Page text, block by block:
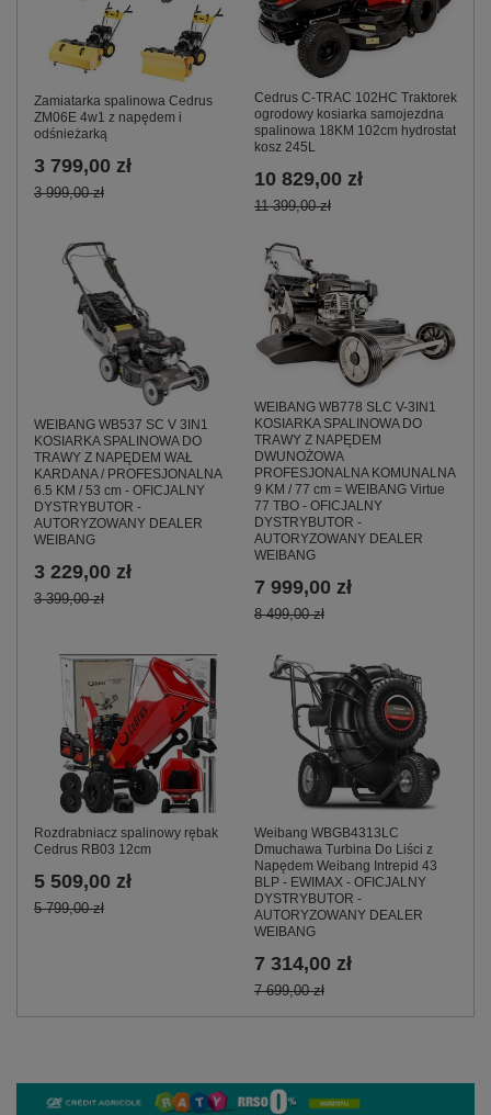
Zamiatarka spalinowa Cedrus
ZM06E 4w1 z napędem i
odśnieżarką
3 799,00 zł
3 999,00 zł
Cedrus C-TRAC 102HC Traktorek
ogrodowy kosiarka samojezdna
spalinowa 18KM 102cm hydrostat
kosz 245L
10 829,00 zł
11 399,00 zł
WEIBANG WB537 SC V 3IN1
KOSIARKA SPALINOWA DO
TRAWY Z NAPĘDEM WAŁ
KARDANA / PROFESJONALNA
6.5 KM / 53 cm - OFICJALNY
DYSTRYBUTOR -
AUTORYZOWANY DEALER
WEIBANG
3 229,00 zł
3 399,00 zł
WEIBANG WB778 SLC V-3IN1
KOSIARKA SPALINOWA DO
TRAWY Z NAPĘDEM
DWUNOŻOWA
PROFESJONALNA KOMUNALNA
9 KM / 77 cm = WEIBANG Virtue
77 TBO - OFICJALNY
DYSTRYBUTOR -
AUTORYZOWANY DEALER
WEIBANG
7 999,00 zł
8 499,00 zł
Rozdrabniacz spalinowy rębak
Cedrus RB03 12cm
5 509,00 zł
5 799,00 zł
Weibang WBGB4313LC
Dmuchawa Turbina Do Liści z
Napędem Weibang Intrepid 43
BLP - EWIMAX - OFICJALNY
DYSTRYBUTOR -
AUTORYZOWANY DEALER
WEIBANG
7 314,00 zł
7 699,00 zł